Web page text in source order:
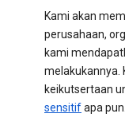
Kami akan
perusahaan,
kami
melakukannya.
keikutsertaan
sensitifapa pun.